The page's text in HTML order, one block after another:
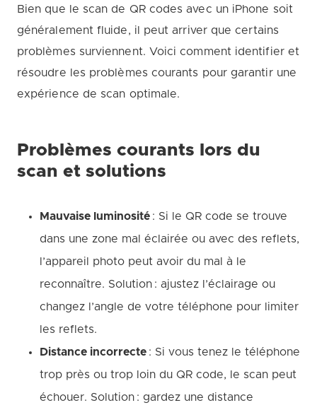
Bien que le scan de QR codes avec un iPhone soit
généralement fluide, il peut arriver que certains
problèmes surviennent. Voici comment identifier et
résoudre les problèmes courants pour garantir une
expérience de scan optimale.
Problèmes courants lors du
scan et solutions
Mauvaise luminosité : Si le QR code se trouve
dans une zone mal éclairée ou avec des reflets,
l’appareil photo peut avoir du mal à le
reconnaître. Solution : ajustez l’éclairage ou
changez l’angle de votre téléphone pour limiter
les reflets.
Distance incorrecte : Si vous tenez le téléphone
trop près ou trop loin du QR code, le scan peut
échouer. Solution : gardez une distance